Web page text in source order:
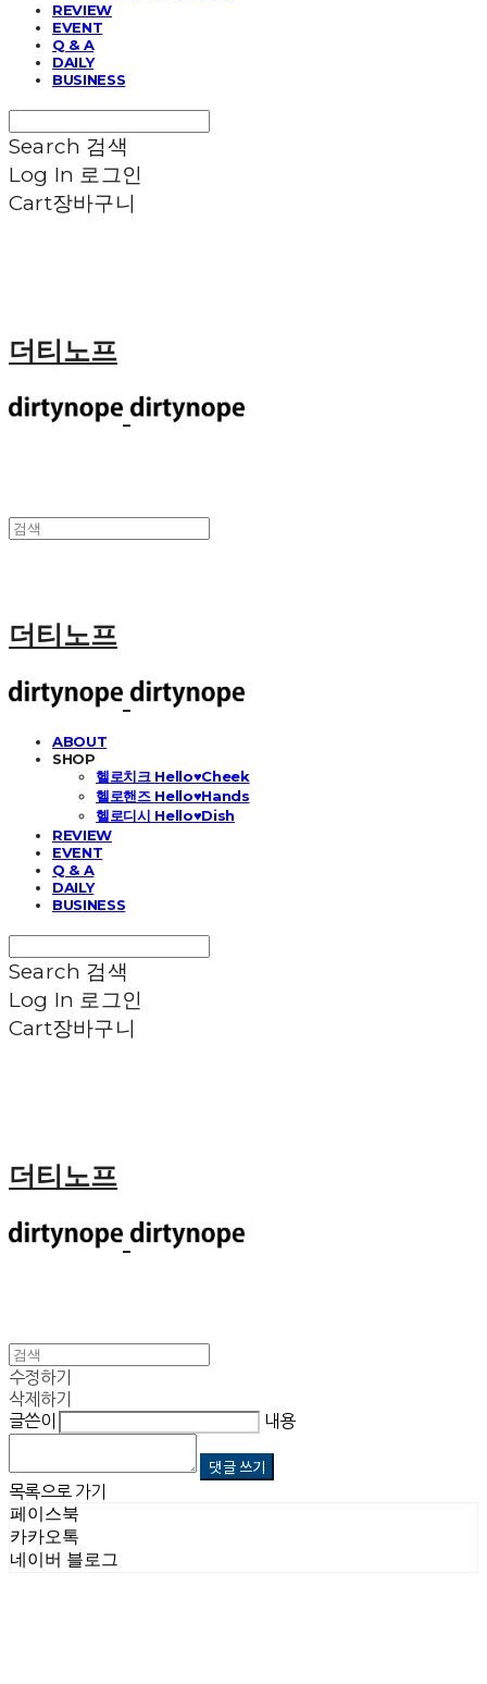
REVIEW
EVENT
Q & A
DAILY
BUSINESS
Search 검색
Log In 로그인
Cart장바구니
더티노프
더티노프
ABOUT
SHOP
헬로치크 Hello♥Cheek
헬로핸즈 Hello♥Hands
헬로디시 Hello♥Dish
REVIEW
EVENT
Q & A
DAILY
BUSINESS
Search 검색
Log In 로그인
Cart장바구니
더티노프
수정하기
삭제하기
글쓴이
내용
댓글 쓰기
목록으로 가기
페이스북
카카오톡
네이버 블로그